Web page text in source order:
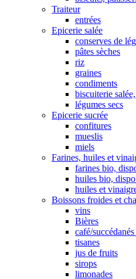
Traiteur
entrées
Epicerie salée
conserves de
pâtes sèches
riz
graines
condiments
biscuiterie
légumes secs
Epicerie sucrée
confitures
mueslis
miels
Farines, huiles et
farines bio,
huiles bio,
huiles et
Boissons froides et
vins
Bières
café/
tisanes
jus de fruits
sirops
limonades